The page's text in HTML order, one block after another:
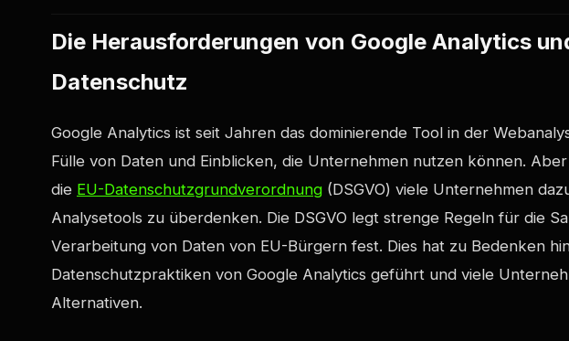
Die Herausforderungen von Google Analytics
Datenschutz
Google Analytics ist seit Jahren das dominierende Tool in der
Fülle von Daten und Einblicken, die Unternehmen nutzen können.
die EU-Datenschutzgrundverordnung (DSGVO) viele Unternehmen
Analysetools zu überdenken. Die DSGVO legt strenge Regeln für die
Verarbeitung von Daten von EU-Bürgern fest. Dies hat zu Bedenken
Datenschutzpraktiken von Google Analytics geführt und viele
Alternativen.